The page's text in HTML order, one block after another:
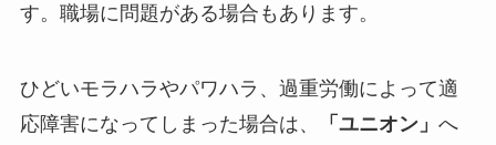
す。職場に問題がある場合もあります。
ひどいモラハラやパワハラ、過重労働によって適
応障害になってしまった場合は、
「ユニオン」 へ